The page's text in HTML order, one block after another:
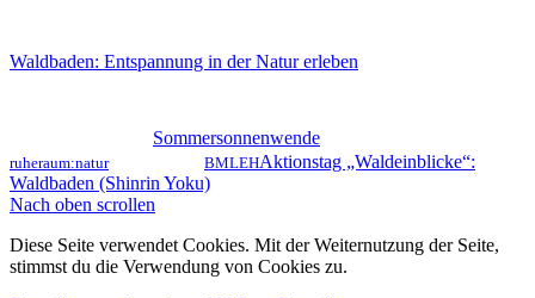
Sommersonnenwende
Waldbaden: Entspannung in der Natur erleben
ruheraum:natur BMLEHAktionstag „Waldeinblicke“:
Waldbaden (Shinrin Yoku)
Nach oben scrollen
Diese Seite verwendet Cookies. Mit der Weiternutzung der Seite,
stimmst du die Verwendung von Cookies zu.